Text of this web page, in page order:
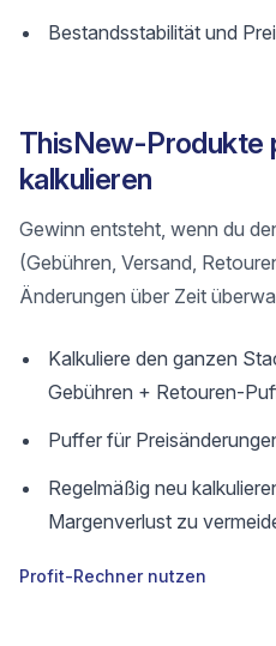
Bestandsstabilität und
ThisNew-Produkte
kalkulieren
Gewinn entsteht, wenn du
(Gebühren, Versand,
Änderungen über Zeit
Kalkuliere den ganzen
Gebühren + Retouren-
Puffer für
Regelmäßig neu
Margenverlust zu
Profit-Rechner nutzen